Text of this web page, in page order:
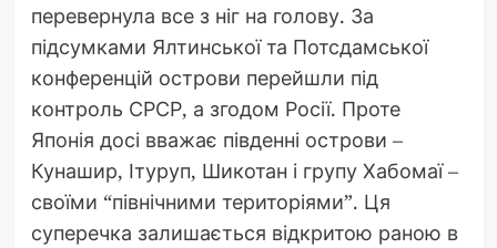
перевернула все з ніг на голову. За
підсумками Ялтинської та Потсдамської
конференцій острови перейшли під
контроль СРСР, а згодом Росії. Проте
Японія досі вважає південні острови –
Кунашир, Ітуруп, Шикотан і групу Хабомаї –
своїми “північними територіями”. Ця
суперечка залишається відкритою раною в